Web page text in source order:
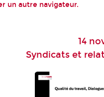
un autre navigateur.
14
Syndicats et